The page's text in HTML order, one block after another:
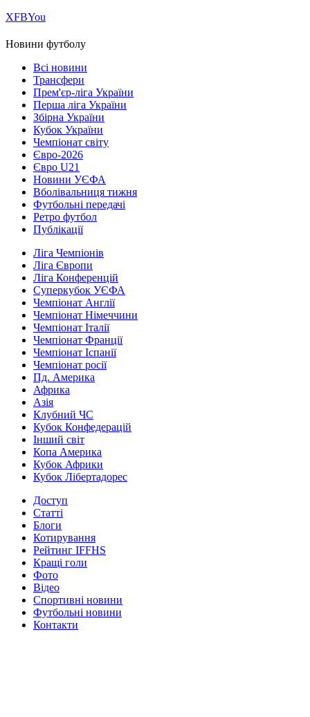
ХFBYou
Новини футболу
Всі новини
Трансфери
Прем'єр-ліга України
Перша ліга України
Збірна України
Кубок України
Чемпіонат світу
Євро-2026
Євро U21
Новини УЄФА
Вболівальниця тижня
Футбольні передачі
Ретро футбол
Публікації
Ліга Чемпіонів
Ліга Європи
Ліга Конференцій
Суперкубок УЄФА
Чемпіонат Англії
Чемпіонат Німеччини
Чемпіонат Італії
Чемпіонат Франції
Чемпіонат Іспанії
Чемпіонат росії
Пд. Америка
Африка
Азія
Клубний ЧС
Кубок Конфедерацій
Інший світ
Копа Америка
Кубок Африки
Кубок Лібертадорес
Доступ
Статті
Блоги
Котирування
Рейтинг IFFHS
Кращі голи
Фото
Відео
Спортивні новини
Футбольні новини
Контакти